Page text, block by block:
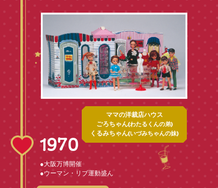
ママの洋裁店ハウス
ごろちゃん(わたるくんの弟)
くるみちゃん(いづみちゃんの妹)
1970
●大阪万博開催
●ウーマン・リブ運動盛ん